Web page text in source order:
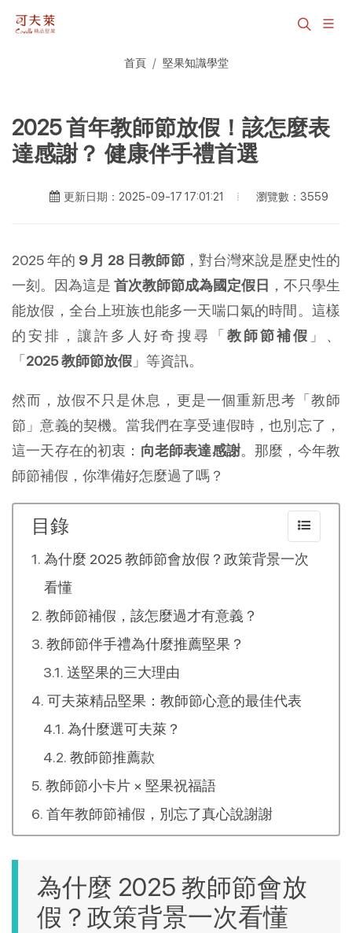
首頁 堅果知識學堂
2025 首年教師節放假！該怎麼表
達感謝？ 健康伴手禮首選
更新日期：2025-09-17 17:01:21 瀏覽數：3559
2025 年的 9 月 28 日教師節，對台灣來說是歷史性的
一刻。因為這是 首次教師節成為國定假日 ，不只學生
能放假，全台上班族也能多一天喘口氣的時間。這樣
的安排，讓許多人好奇搜尋「 教師節補假 」、
「 2025 教師節放假 」等資訊。
然而，放假不只是休息，更是一個重新思考「教師
節」意義的契機。當我們在享受連假時，也別忘了，
這一天存在的初衷： 向老師表達感謝。那麼，今年教
師節補假，你準備好怎麼過了嗎？
目錄
為什麼 2025 教師節會放假？政策背景一次
看懂
教師節補假，該怎麼過才有意義？
教師節伴手禮為什麼推薦堅果？
送堅果的三大理由
可夫萊精品堅果：教師節心意的最佳代表
為什麼選可夫萊？
教師節推薦款
教師節小卡片 × 堅果祝福語
首年教師節補假，別忘了真心說謝謝
為什麼 2025 教師節會放
假？政策背景一次看懂